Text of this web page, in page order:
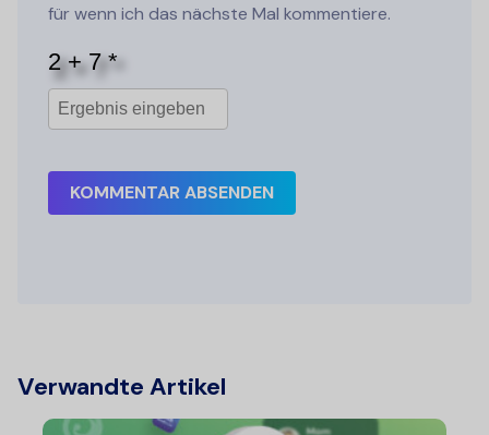
für wenn ich das nächste Mal kommentiere.
KOMMENTAR ABSENDEN
Verwandte Artikel